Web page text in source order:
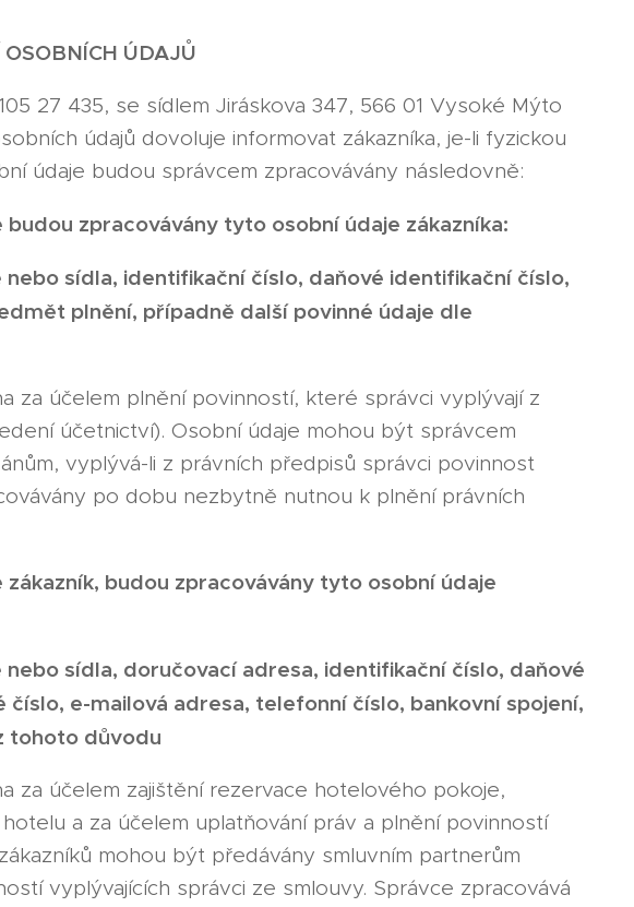
ÚDAJŮ
27 435, se sídlem Jiráskova 347, 566 01 Vysoké Mýto
údajů dovoluje informovat zákazníka, je-li fyzickou
údaje budou správcem zpracovávány následovně:
zpracovávány tyto osobní údaje zákazníka:
sídla, identifikační číslo, daňové identifikační číslo,
plnění, případně další povinné údaje dle
za účelem plnění povinností, které správci vyplývají z
účetnictví). Osobní údaje mohou být správcem
vyplývá-li z právních předpisů správci povinnost
po dobu nezbytně nutnou k plnění právních
budou zpracovávány tyto osobní údaje
sídla, doručovací adresa, identifikační číslo, daňové
e-mailová adresa, telefonní číslo, bankovní spojení,
tohoto důvodu
za účelem zajištění rezervace hotelového pokoje,
a za účelem uplatňování práv a plnění povinností
mohou být předávány smluvním partnerům
vyplývajících správci ze smlouvy. Správce zpracovává